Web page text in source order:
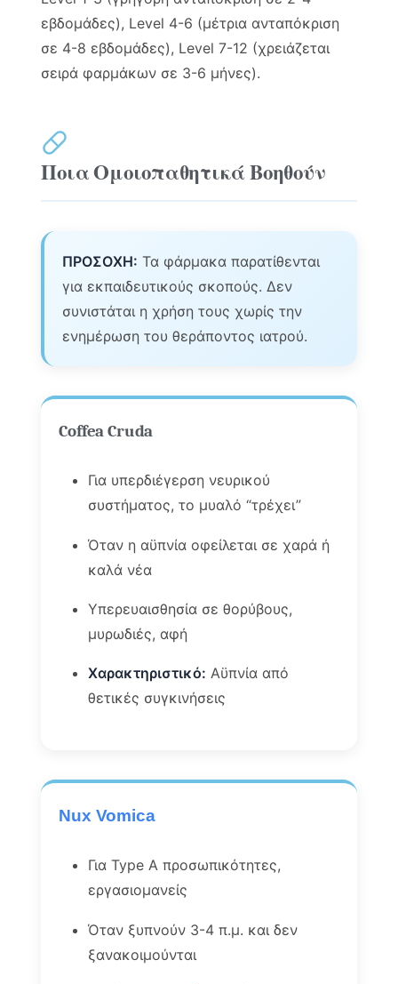
εβδομάδες), Level 4-6 (μέτρια ανταπόκριση
σε 4-8 εβδομάδες), Level 7-12 (χρειάζεται
σειρά φαρμάκων σε 3-6 μήνες).
Ποια Ομοιοπαθητικά Βοηθούν
ΠΡΟΣΟΧΗ: Τα φάρμακα παρατίθενται
για εκπαιδευτικούς σκοπούς. Δεν
συνιστάται η χρήση τους χωρίς την
ενημέρωση του θεράποντος ιατρού.
Coffea Cruda
Για υπερδιέγερση νευρικού
συστήματος, το μυαλό “τρέχει”
Όταν η αϋπνία οφείλεται σε χαρά ή
καλά νέα
Υπερευαισθησία σε θορύβους,
μυρωδιές, αφή
Χαρακτηριστικό: Αϋπνία από
θετικές συγκινήσεις
Nux Vomica
Για Type A προσωπικότητες,
εργασιομανείς
Όταν ξυπνούν 3-4 π.μ. και δεν
ξανακοιμούνται